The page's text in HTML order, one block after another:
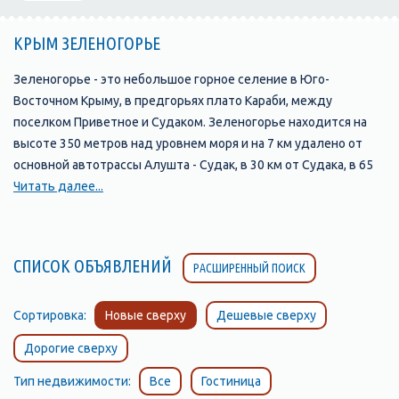
КРЫМ ЗЕЛЕНОГОРЬЕ
Зеленогорье - это небольшое горное селение в Юго-
Восточном Крыму, в предгорьях плато Караби, между
поселком Приветное и Судаком. Зеленогорье находится на
высоте 350 метров над уровнем моря и на 7 км удалено от
основной автотрассы Алушта - Судак, в 30 км от Судака, в 65
км - от Алушты. Поворачивать к поселку следует у башни
медпункт, несколько домов отдыха разной комфортности.
Природа Зеленогорья неповторима. С трех сторон поселок
севера - поселок незаметно переходит в урочище, которое
называется Панагия, что значит святая. Здесь начинается
туристическая тропа в живописный каньон с множеством
небольших водопадов, порогов и водных ванн. Если
Читать далее...
СПИСОК ОБЪЯВЛЕНИЙ РАСШИРЕННЫЙ ПОИСК
Сортировка: Новые сверху Дешевые сверху
Дорогие сверху
Тип недвижимости: Все Гостиница